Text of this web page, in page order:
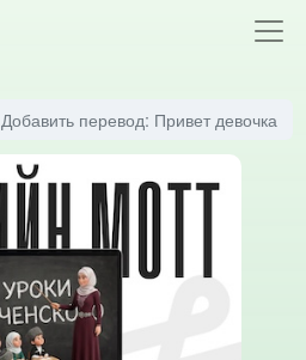
Добавить перевод: Привет девочка